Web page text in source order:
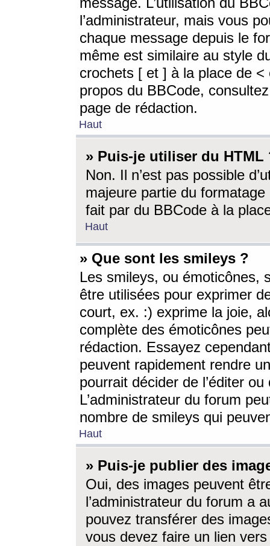
l’administrateur, mais vous
chaque message depuis le
même est similaire au style
crochets [ et ] à la place de <
propos du BBCode,
page de rédaction.
Haut
» Puis-je utiliser du HTML
Non. Il n’est pas possible
majeure partie du
fait par du BBCode à la
Haut
» Que sont les smileys ?
Les smileys, ou émoticônes,
être utilisées pour exprimer
court, ex. :) exprime la joie,
complète des émoticônes
rédaction. Essayez
peuvent rapidement rendre
pourrait décider de l’éditer
L’administrateur du forum
nombre de smileys qui
Haut
» Puis-je publier des
Oui, des images peuvent
l’administrateur du forum a
pouvez transférer des
vous devez faire un lien